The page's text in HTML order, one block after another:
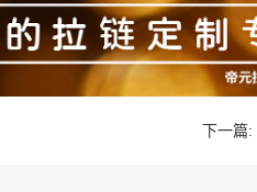
下一篇: